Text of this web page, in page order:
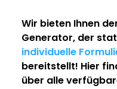
Wir bieten Ihnen
Generator, der
individuelle
bereitstellt! Hier
über alle